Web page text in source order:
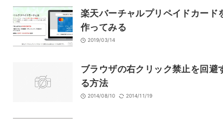
楽天バーチャルプリペイドカード
作ってみる
2019/03/14
ブラウザの右クリック禁止を回避
る方法
2014/08/10 2014/11/19